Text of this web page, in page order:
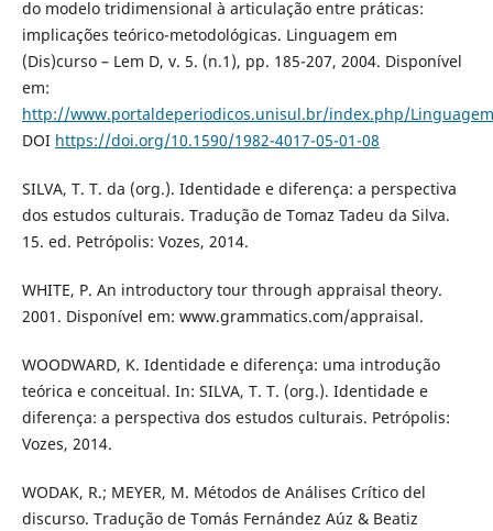
do modelo tridimensional à articulação entre práticas:
implicações teórico-metodológicas. Linguagem em
(Dis)curso – Lem D, v. 5. (n.1), pp. 185-207, 2004. Disponível
em:
http://www.portaldeperiodicos.unisul.br/index.php/
DOI https://doi.org/10.1590/1982-4017-05-01-08
SILVA, T. T. da (org.). Identidade e diferença: a perspectiva
dos estudos culturais. Tradução de Tomaz Tadeu da Silva.
15. ed. Petrópolis: Vozes, 2014.
WHITE, P. An introductory tour through appraisal theory.
2001. Disponível em: www.grammatics.com/appraisal.
WOODWARD, K. Identidade e diferença: uma introdução
teórica e conceitual. In: SILVA, T. T. (org.). Identidade e
diferença: a perspectiva dos estudos culturais. Petrópolis:
Vozes, 2014.
WODAK, R.; MEYER, M. Métodos de Análises Crítico del
discurso. Tradução de Tomás Fernández Aúz & Beatiz